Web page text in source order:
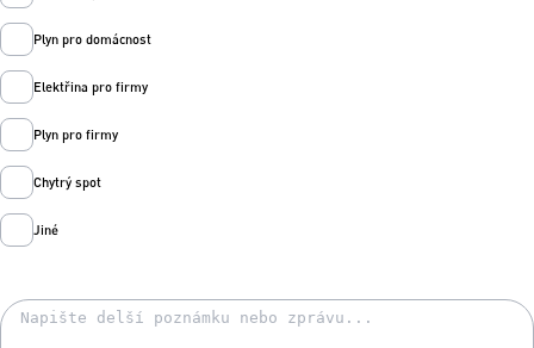
Plyn pro domácnost
Elektřina pro firmy
Plyn pro firmy
Chytrý spot
Jiné